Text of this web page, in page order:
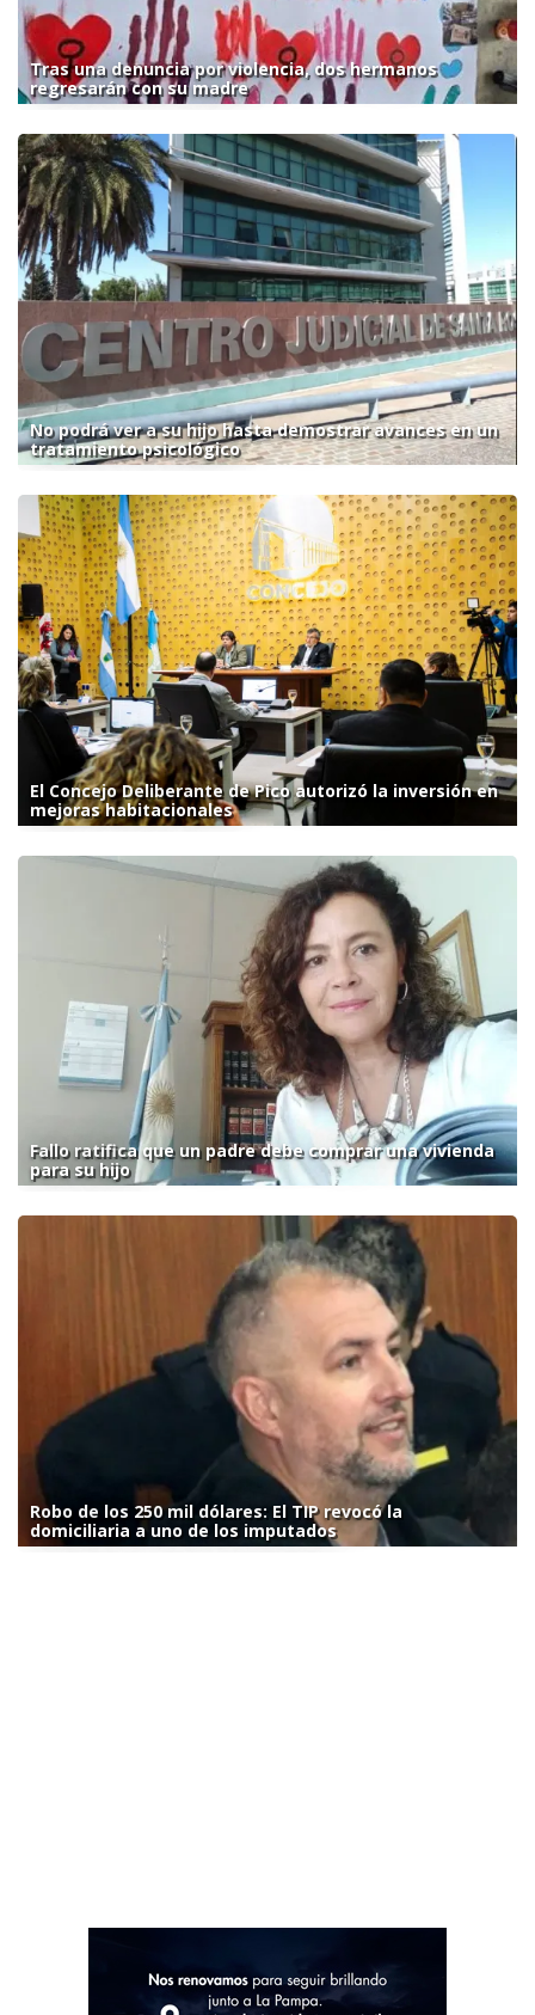
Tras una denuncia por violencia, dos hermanos
regresarán con su madre
No podrá ver a su hijo hasta demostrar avances en un
tratamiento psicológico
El Concejo Deliberante de Pico autorizó la inversión en
mejoras habitacionales
Fallo ratifica que un padre debe comprar una vivienda
para su hijo
Robo de los 250 mil dólares: El TIP revocó la
domiciliaria a uno de los imputados